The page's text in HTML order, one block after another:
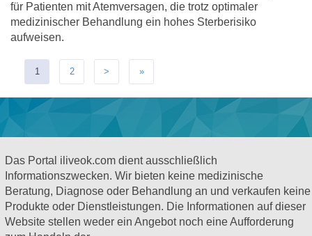
für Patienten mit Atemversagen, die trotz optimaler
medizinischer Behandlung ein hohes Sterberisiko
aufweisen.
1 2 > »
Das Portal iliveok.com dient ausschließlich
Informationszwecken. Wir bieten keine medizinische
Beratung, Diagnose oder Behandlung an und verkaufen keine
Produkte oder Dienstleistungen. Die Informationen auf dieser
Website stellen weder ein Angebot noch eine Aufforderung